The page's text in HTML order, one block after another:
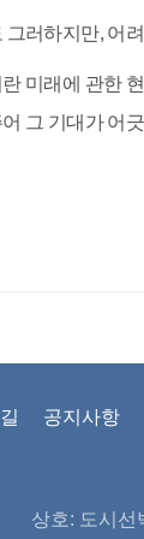
그러하지만, 어
미래에 관한
어 그 기대가 어
공지사항
상호: 도시선